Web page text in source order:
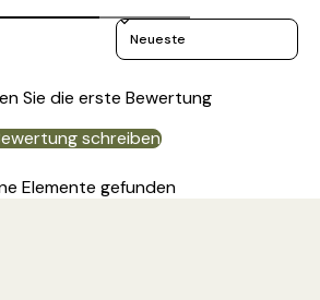
Sort reviews by
Sie die erste Bewertung
schreiben
Elemente gefunden